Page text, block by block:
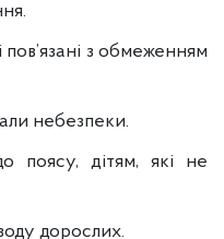
пов’язані з обмеженням
небезпеки.
поясу, дітям, які не
дорослих.